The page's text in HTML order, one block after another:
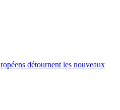
détournent les nouveaux